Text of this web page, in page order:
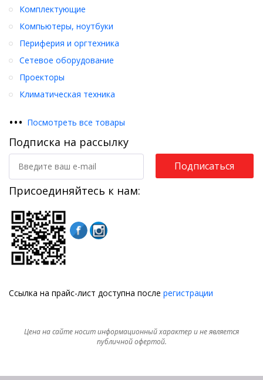
Комплектующие
Компьютеры, ноутбуки
Периферия и оргтехника
Сетевое оборудование
Проекторы
Климатическая техника
••• Посмотреть все товары
Подписка на рассылку
Подписаться
Присоединяйтесь к нам:
Ссылка на прайс-лист доступна после регистрации
Цена на сайте носит информационный характер и не является
публичной офертой.